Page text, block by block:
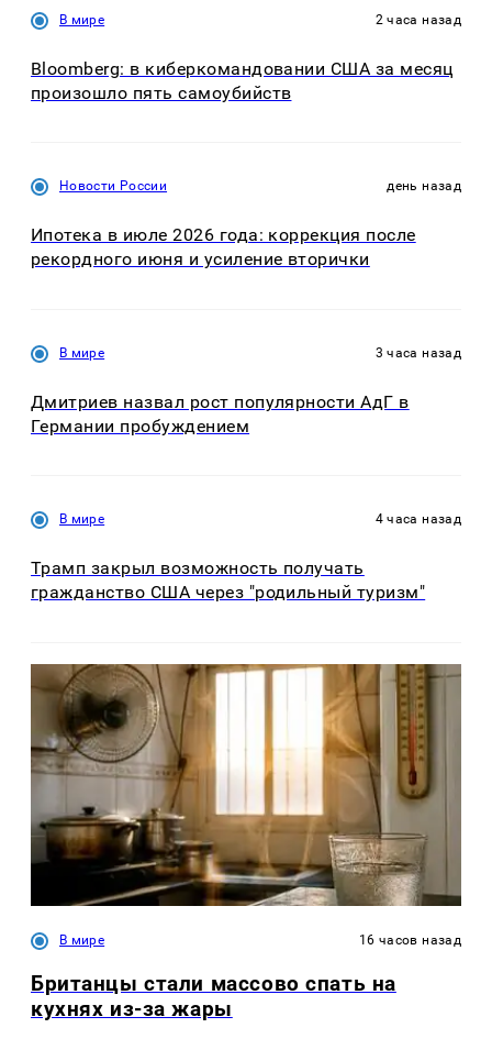
В мире 2 часа назад
Bloomberg: в киберкомандовании США за месяц
произошло пять самоубийств
Новости России день назад
Ипотека в июле 2026 года: коррекция после
рекордного июня и усиление вторички
В мире 3 часа назад
Дмитриев назвал рост популярности АдГ в
Германии пробуждением
В мире 4 часа назад
Трамп закрыл возможность получать
гражданство США через "родильный туризм"
В мире 16 часов назад
Британцы стали массово спать на
кухнях из-за жары